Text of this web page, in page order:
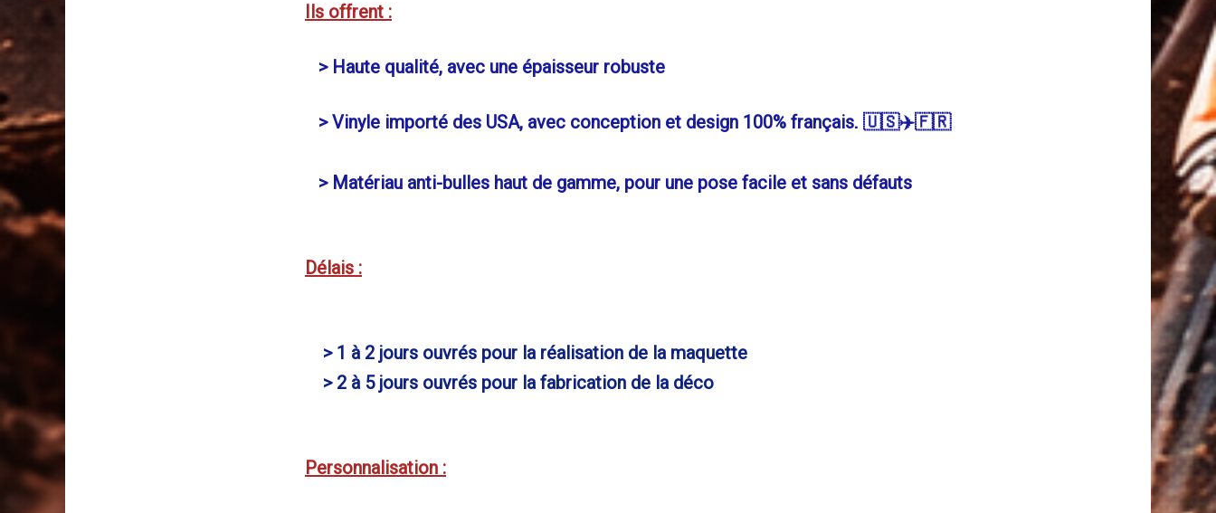
Ils offrent :
> Haute qualité, avec une épaisseur robuste
> Vinyle importé des USA, avec conception et design 100% français. 🇺🇸✈️🇫🇷
> Matériau anti-bulles haut de gamme, pour une pose facile et sans défauts
Délais :
> 1 à 2 jours ouvrés pour la réalisation de la maquette
> 2 à 5 jours ouvrés pour la fabrication de la déco
Personnalisation :